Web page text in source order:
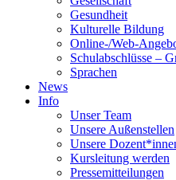
Gesundheit
Kulturelle Bildung
Online-/Web-
Schulabschlüsse –
Sprachen
News
Info
Unser Team
Unsere Außenstellen
Unsere
Kursleitung werden
Pressemitteilungen